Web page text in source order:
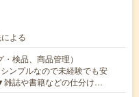
よる
検品、商品管理）
ンプルなので未経験でも安
誌や書籍などの仕分け…